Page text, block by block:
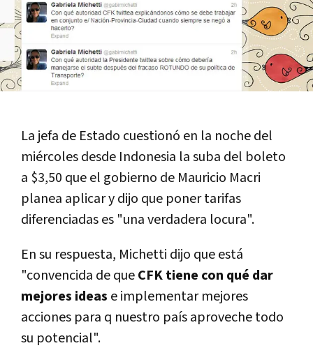
La jefa de Estado cuestionó en la noche del
miércoles desde Indonesia la suba del boleto
a $3,50 que el gobierno de Mauricio Macri
planea aplicar y dijo que poner tarifas
diferenciadas es "una verdadera locura".
En su respuesta, Michetti dijo que está
"convencida de queCFK tiene con qué dar
mejores ideas e implementar mejores
acciones para q nuestro país aproveche todo
su potencial".